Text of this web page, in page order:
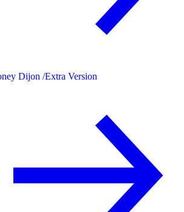
Dijon /Extra Version